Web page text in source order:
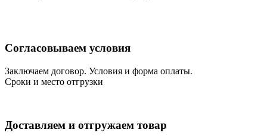
Согласовываем условия
Заключаем договор. Условия и форма оплаты.
Сроки и место отгрузки
Доставляем и отгружаем товар